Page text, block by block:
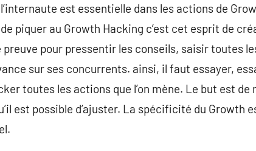
est essentielle dans les actions de
piquer au Growth Hacking c’est cet esprit de
preuve pour pressentir les conseils, saisir toutes
sur ses concurrents. ainsi, il faut essayer,
toutes les actions que l’on mène. Le but est
est possible d’ajuster. La spécificité du Growth